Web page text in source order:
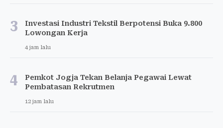
3
Investasi Industri Tekstil Berpotensi Buka 9.800
Lowongan Kerja
4 jam lalu
4
Pemkot Jogja Tekan Belanja Pegawai Lewat
Pembatasan Rekrutmen
12 jam lalu